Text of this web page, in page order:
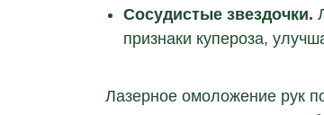
Сосудистые звездочки.
признаки купероза,
Лазерное омоложение рук